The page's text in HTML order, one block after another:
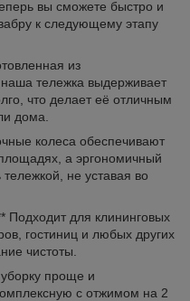
вы сможете быстро и
к следующему этапу
из
тележка выдерживает
что делает её отличным
дома.
колеса обеспечивают
а эргономичный
тележкой, не уставая во
Подходит для клининговых
гостиниц и любых других
чистоты.
проще и
с отжимом на 2